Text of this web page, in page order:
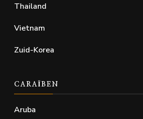
Thailand
Vietnam
Zuid-Korea
CARAÏBEN
Aruba